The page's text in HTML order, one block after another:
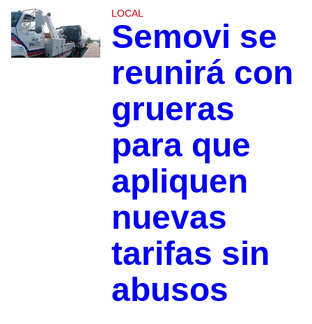
LOCAL
Semovi se
reunirá con
grueras
para que
apliquen
nuevas
tarifas sin
abusos